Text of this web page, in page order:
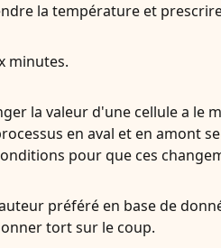
la température et
minutes.
la valeur d'une cellule a le
en aval et en amont
pour que ces
préféré en base de
tort sur le coup.